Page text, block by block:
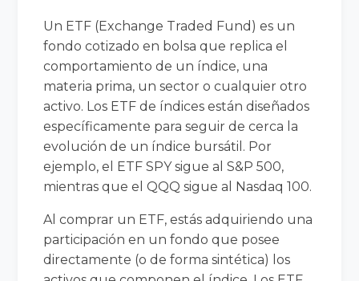
Un ETF (Exchange Traded Fund) es un
fondo cotizado en bolsa que replica el
comportamiento de un índice, una
materia prima, un sector o cualquier otro
activo. Los ETF de índices están diseñados
específicamente para seguir de cerca la
evolución de un índice bursátil. Por
ejemplo, el ETF SPY sigue al S&P 500,
mientras que el QQQ sigue al Nasdaq 100.
Al comprar un ETF, estás adquiriendo una
participación en un fondo que posee
directamente (o de forma sintética) los